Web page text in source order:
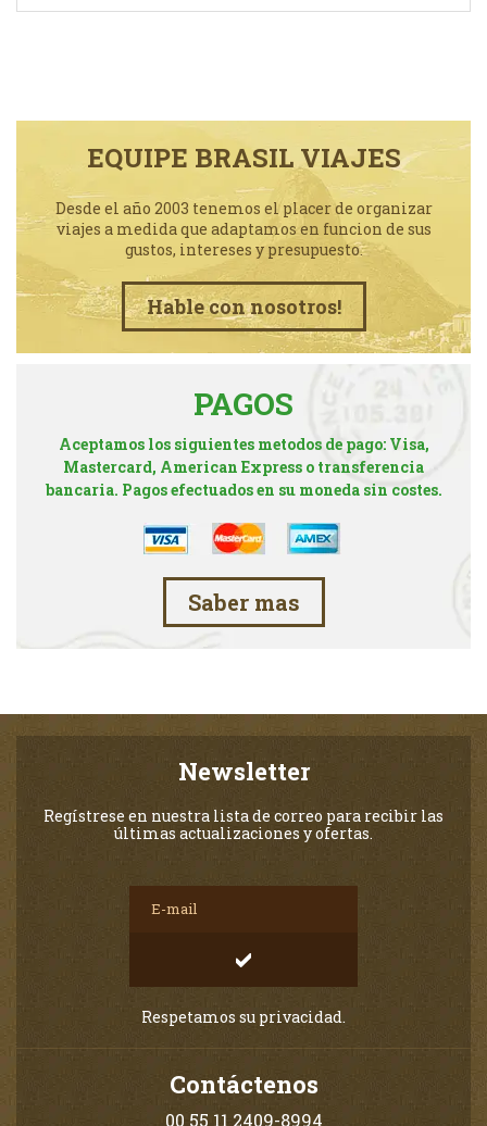
EQUIPE BRASIL VIAJES
Desde el año 2003 tenemos el placer de organizar
viajes a medida que adaptamos en funcion de sus
gustos, intereses y presupuesto.
Hable con nosotros!
PAGOS
Aceptamos los siguientes metodos de pago: Visa,
Mastercard, American Express o transferencia
bancaria. Pagos efectuados en su moneda sin costes.
Saber mas
Newsletter
Regístrese en nuestra lista de correo para recibir las
últimas actualizaciones y ofertas.
Respetamos su privacidad.
Contáctenos
00 55 11 2409-8994